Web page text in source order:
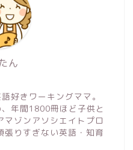
ん
好きワーキングママ。
年間1800冊ほど子供と
ゾンアソシエイトプロ
張りすぎない英語・知育